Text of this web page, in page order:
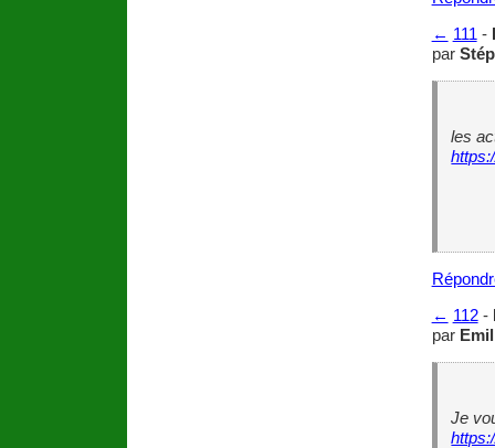
← 111 -
par
les
← 112-
par
Je